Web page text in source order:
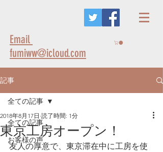
Email
fumiww@icloud.com
記事
全ての記事
お客様の声
全ての記事
東京工房オープン！
2018年8月17日 読了時間: 1分
友人の厚意で、東京滞在中に工房を使